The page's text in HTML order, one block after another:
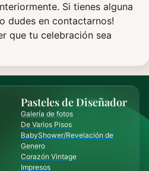
Si tienes alguna
dudes en contactarnos!
que tu celebración sea
Pasteles de Diseñador
Galería de fotos
De Varios Pisos
BabyShower/Revelación de
Genero
Corazón Vintage
Impresos